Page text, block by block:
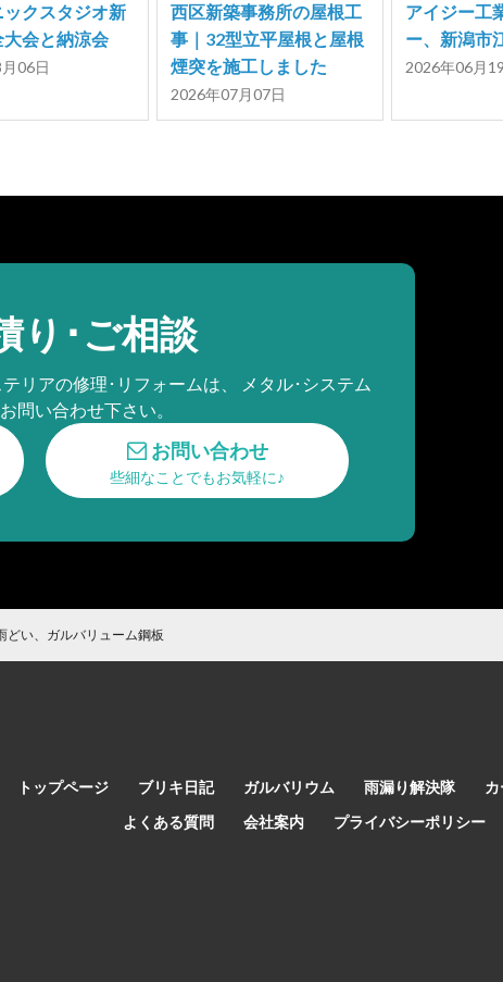
ックスタジオ新
会と納涼会
06日
西区新築事務所の屋根工
事｜32型立平屋根と屋根
煙突を施工しました
2026年07月07日
アイジー工
ー、新潟市
2026年06月
り･ご相談
リアの修理･リフォームは、 メタル･システム
問い合わせ下さい。
お問い合わせ
些細なことでもお気軽に♪
どい、ガルバリューム鋼板
トップページ ブリキ日記 ガルバリウム 雨漏り解決隊
よくある質問
会社案内 プライバシーポリシー